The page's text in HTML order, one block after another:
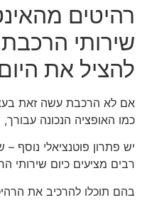
רהיטים
שירותי הרכבת
להציל את
אם לא הרכבת עשה זאת
כמו האופציה הנכונה עבורך,
יש פתרון פוטנציאלי נוסף –
רבים מציעים כיום שירותי
בהם תוכלו להרכיב את